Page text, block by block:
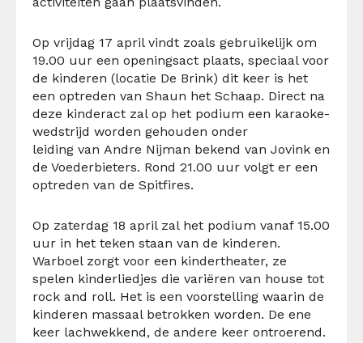
Op vrijdag 17 april vindt zoals gebruikelijk om
19.00 uur een openingsact plaats, speciaal voor
de kinderen (locatie De Brink) dit keer is het
een optreden van Shaun het Schaap. Direct na
deze kinderact zal op het podium een karaoke-
wedstrijd worden gehouden onder
leiding van Andre Nijman bekend van Jovink en
de Voederbieters. Rond 21.00 uur volgt er een
optreden van de Spitfires.
Op zaterdag 18 april zal het podium vanaf 15.00
uur in het teken staan van de kinderen.
Warboel zorgt voor een kindertheater, ze
spelen kinderliedjes die variëren van house tot
rock and roll. Het is een voorstelling waarin de
kinderen massaal betrokken worden. De ene
keer lachwekkend, de andere keer ontroerend.